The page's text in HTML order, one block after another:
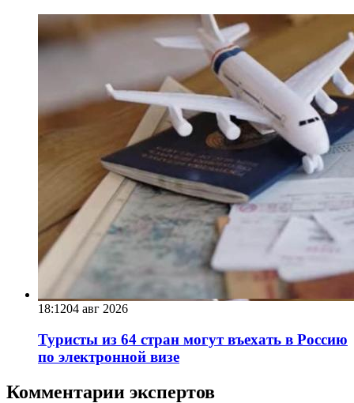
18:1204 авг 2026
Туристы из 64 стран могут въехать в Россию
по электронной визе
Комментарии экспертов